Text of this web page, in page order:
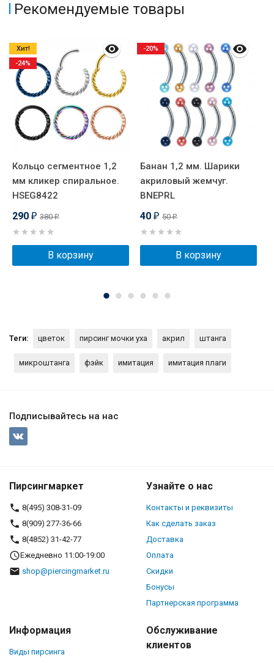
Рекомендуемые товары
Кольцо сегментное 1,2
мм кликер спиральное.
HSEG8422
290 ₽ 380₽
В корзину
Хит!
-24%
Банан 1,2 мм. Шарики
акриловый жемчуг.
BNEPRL
40 ₽ 50₽
В корзину
-20%
Теги: цветок пирсинг мочки уха акрил штанга
микроштанга фэйк имитация имитация плаги
Подписывайтесь на нас
Пирсингмаркет
8(495) 308-31-09
8(909) 277-36-66
8(4852) 31-42-77
Ежедневно 11:00-19:00
shop@piercingmarket.ru
Узнайте о нас
Контакты и реквизиты
Как сделать заказ
Доставка
Оплата
Скидки
Бонусы
Партнерская программа
Информация
Виды пирсинга
Обслуживание
клиентов